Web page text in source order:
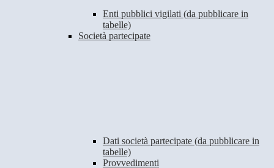
Enti pubblici vigilati (da pubblicare in
tabelle)
Società partecipate
Dati società partecipate (da pubblicare in
tabelle)
Provvedimenti